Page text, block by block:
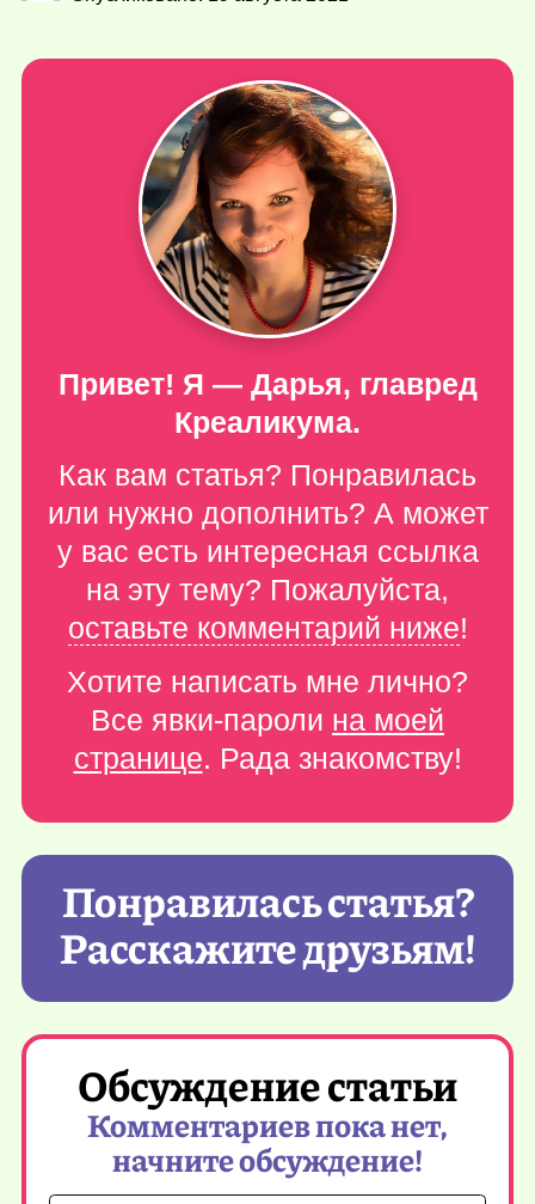
Привет! Я — Дарья, главред
Креаликума.
Как вам статья? Понравилась
или нужно дополнить? А может
у вас есть интересная ссылка
на эту тему? Пожалуйста,
оставьте комментарий ниже!
Хотите написать мне лично?
Все явки-пароли на моей
странице. Рада знакомству!
Понравилась статья?
Расскажите друзьям!
Обсуждение статьи
Комментариев пока нет,
начните обсуждение!